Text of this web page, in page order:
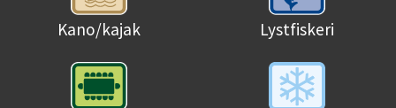
Kano/kajak Lystfiskeri